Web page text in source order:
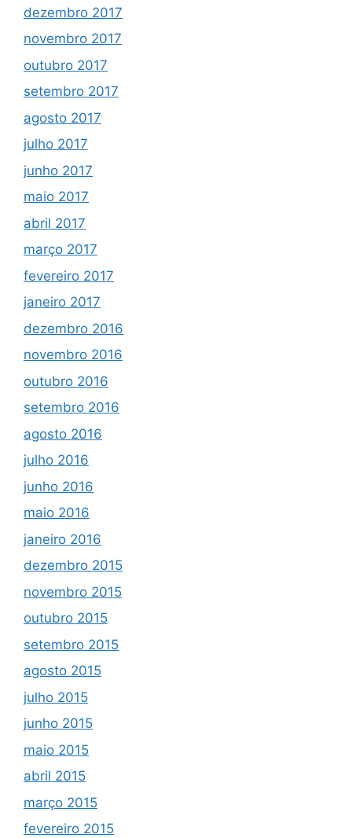
dezembro 2017
novembro 2017
outubro 2017
setembro 2017
agosto 2017
julho 2017
junho 2017
maio 2017
abril 2017
março 2017
fevereiro 2017
janeiro 2017
dezembro 2016
novembro 2016
outubro 2016
setembro 2016
agosto 2016
julho 2016
junho 2016
maio 2016
janeiro 2016
dezembro 2015
novembro 2015
outubro 2015
setembro 2015
agosto 2015
julho 2015
junho 2015
maio 2015
abril 2015
março 2015
fevereiro 2015